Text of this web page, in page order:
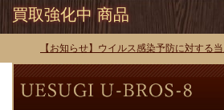
買取強化中 商品
【お知らせ】ウイルス感染予防に対する